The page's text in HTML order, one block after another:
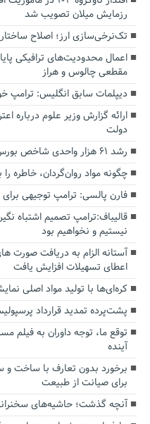
رزمایش میلان تصویب شد
تک‌نرخی‌سازی ارز؛ اصلاح
اعمال محدودیت‌های ترافیکی
مقطعی چالوس و هراز
دیپلمات سابق انگلیس:‌ ترامپ
ارائه گزارش وزیر علوم درباره
دولت
رشد ۶۱ هزار واحدی شاخص بورس
چگونه مواد روان‌گردان، خاطره
فارن پالسی: ترامپ توجیهی برای
قالیباف:ترامپ تصمیم اشتباه
نیستیم و نخواهیم بود
اعطای تسهیلات افزایش یافت
کره‌ای‌ها با تولید مواد اصلی
پشت‌پرده تمدید قرارداد
توقع ما، توجه داوران به فیلم
آینده
برخورد بدون تعارف با ساخت‌ و
برای صیانت از طبیعت
آنچه گذشت؛ حاشیه‌های